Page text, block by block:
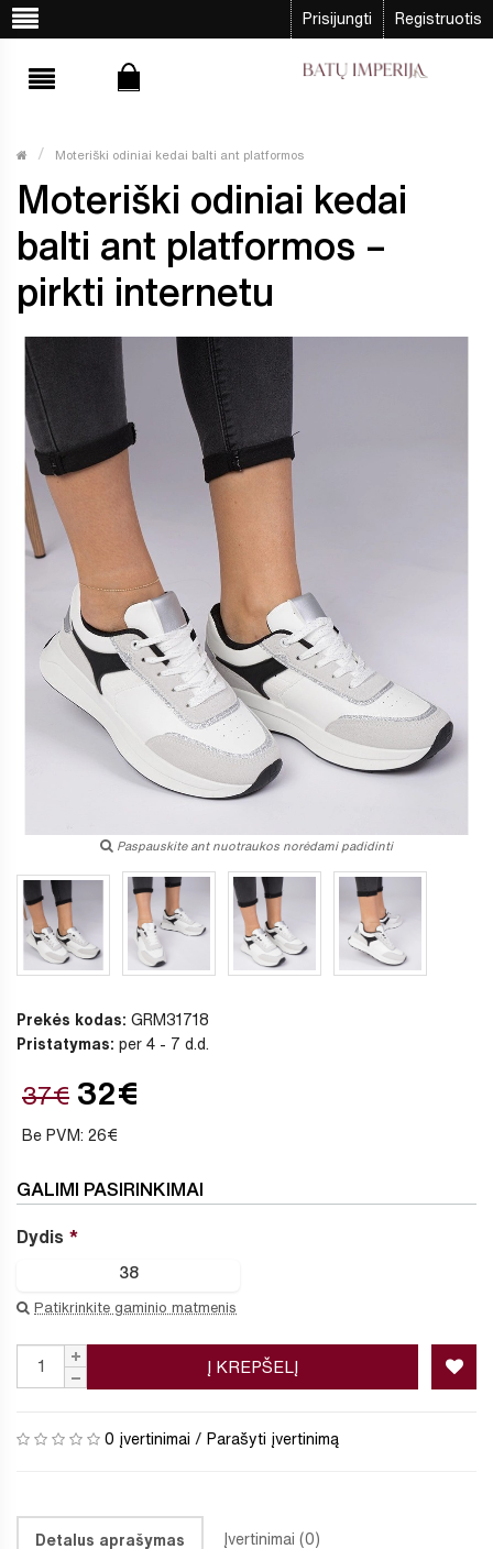
Prisijungti Registruotis
Moteriški odiniai kedai balti ant platformos
Moteriški odiniai kedai
balti ant platformos –
pirkti internetu
Paspauskite ant nuotraukos norėdami padidinti
Prekės kodas: GRM31718
Pristatymas: per 4 - 7 d.d.
37€ 32€
Be PVM: 26€
GALIMI PASIRINKIMAI
Dydis
38
Patikrinkite gaminio matmenis
Į KREPŠELĮ
0 įvertinimai / Parašyti įvertinimą
Detalus aprašymas Įvertinimai (0)